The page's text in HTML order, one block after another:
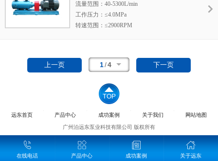
适用范围：造船、热电厂、化工、炼油厂、食
物厂、油田。
流量范围：40-5300L/min
工作压力：≤4.0MPa
转速范围：≤2900RPM
密封形式：机械密封+填料密封+金属波纹管机
械密封+双端面机封
油、树脂。
上一页 1/4 下一页
远东首页 产品中心 成功案例 关于我们 网站地图
广州泊远东泵业科技有限公司 版权所有
在线电话 产品中心 成功案例 关于远东